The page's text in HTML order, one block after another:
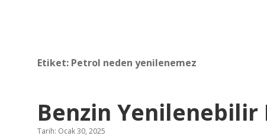
Etiket: Petrol neden yenilenemez
Benzin Yenilenebilir
Tarih: Ocak 30, 2025